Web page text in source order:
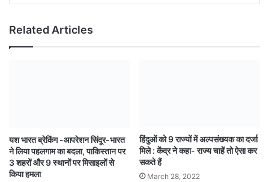
Related Articles
यश भारत ब्रेकिंग -आपरेशन सिंदूर-भारत
ने लिया पहलगाम का बदला, पाकिस्तान पर
3 शहरों और 9 स्थानों पर मिसाइलों से
किया हमला
हिंदुओं को 9 राज्यों में अल्पसंख्यक का दर्जा
मिले : केंद्र ने कहा- राज्य चाहें तो ऐसा कर
सकते हैं
March 28, 2022